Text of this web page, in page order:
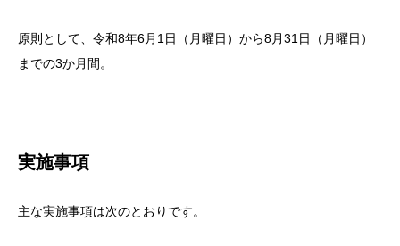
原則として、令和8年6月1日（月曜日）から8月31日（月曜日）
までの3か月間。
実施事項
主な実施事項は次のとおりです。